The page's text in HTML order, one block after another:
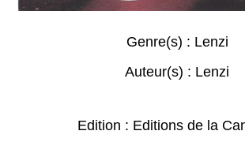
Genre(s) : Lenzi
Auteur(s) : Lenzi
Edition : Editions de la